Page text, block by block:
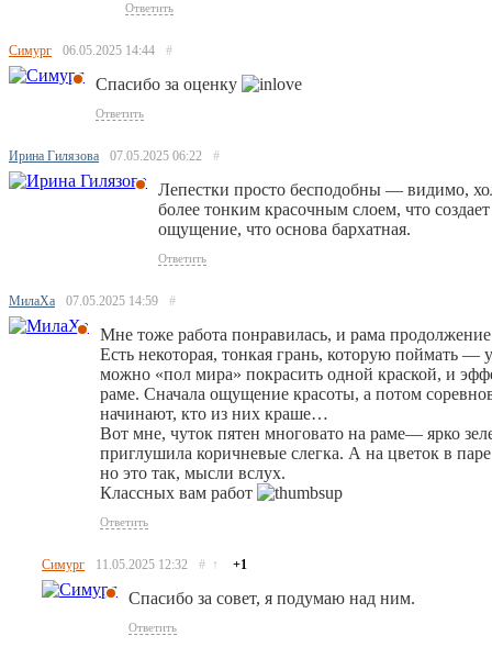
Ответить
Симург 06.05.2025 14:44 #
Спасибо за оценку
Ответить
Ирина Гилязова 07.05.2025 06:22 #
Лепестки просто бесподобны — видимо,
более тонким красочным слоем, что
ощущение, что основа бархатная.
Ответить
МилаХа 07.05.2025 14:59 #
Мне тоже работа понравилась, и рама
Есть некоторая, тонкая грань, которую поймать —
можно «пол мира» покрасить одной краской, и
раме. Сначала ощущение красоты, а потом
начинают, кто из них краше…
Вот мне, чуток пятен многовато на раме— ярко
приглушила коричневые слегка. А на цветок в
но это так, мысли вслух.
Классных вам работ
Ответить
Симург 11.05.2025 12:32 # ↑ +1
Спасибо за совет, я подумаю над ним.
Ответить